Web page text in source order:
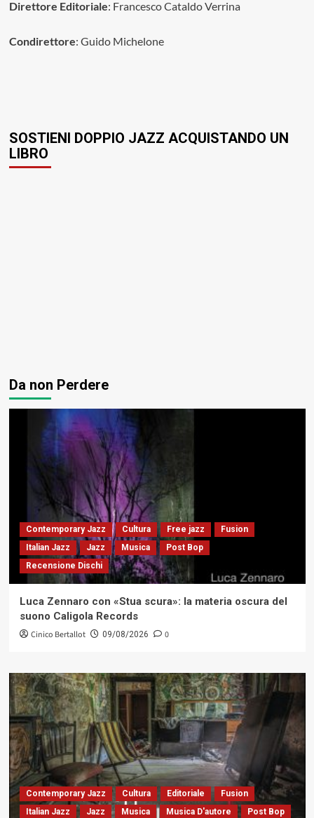
Direttore Editoriale: Francesco Cataldo Verrina
Condirettore: Guido Michelone
SOSTIENI DOPPIO JAZZ ACQUISTANDO UN
LIBRO
Da non Perdere
Contemporary Jazz Cultura Free jazz
Fusion
Italian Jazz
Jazz Musica
Post Bop
Recensione Dischi
Luca Zennaro con «Stua scura»: la materia oscura del
suono Caligola Records
Cinico Bertallot 09/08/2026 0
Contemporary Jazz Cultura Editoriale
Fusion
Italian Jazz
Jazz Musica Musica D'autore
Post Bop